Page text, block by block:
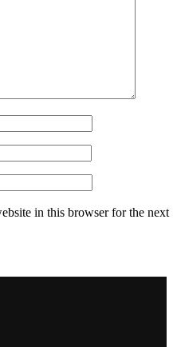
in this browser for the next